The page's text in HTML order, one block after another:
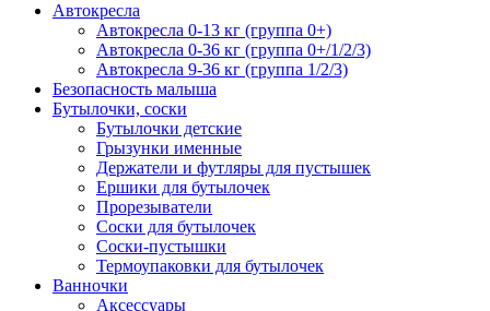
Автокресла
Автокресла 0-13 кг (группа 0+)
Автокресла 0-36 кг (группа 0+/1/2/3)
Автокресла 9-36 кг (группа 1/2/3)
Безопасность малыша
Бутылочки, соски
Бутылочки детские
Грызунки именные
Держатели и футляры для пустышек
Ершики для бутылочек
Прорезыватели
Соски для бутылочек
Соски-пустышки
Термоупаковки для бутылочек
Ванночки
Аксессуары